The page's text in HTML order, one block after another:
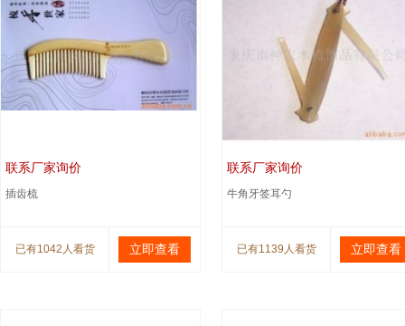
联系厂家询价
插齿梳
已有1042人看货 立即查看
联系厂家询价
牛角牙签耳勺
已有1139人看货 立即查看